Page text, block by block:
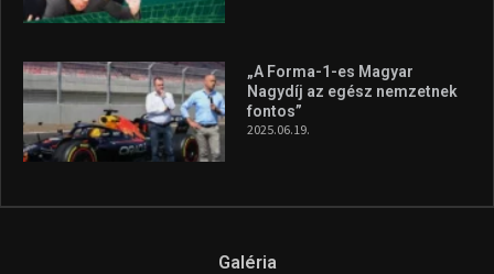
„A Forma-1-es Magyar
Nagydíj az egész nemzetnek
fontos”
2025.06.19.
Galéria